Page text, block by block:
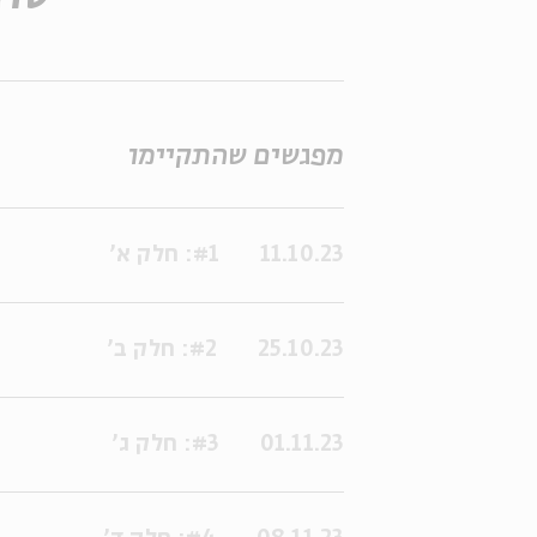
מפגשים שהתקיימו
11.10.23 #1: חלק א'
25.10.23 #2: חלק ב'
01.11.23 #3: חלק ג'